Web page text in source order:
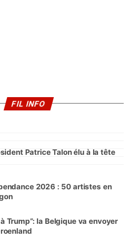
FIL INFO
Patrice Talon élu à la tête
2026 : 50 artistes en
Trump”: la Belgique va envoyer